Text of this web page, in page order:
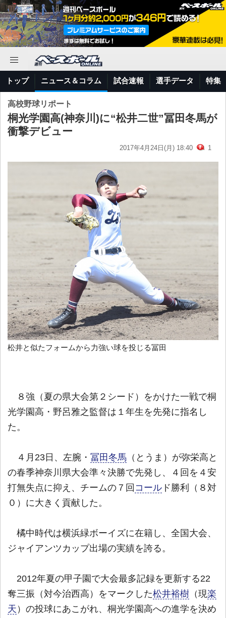
トップ ニュース＆コラム 試合速報 選手データ 特集
高校野球リポート
桐光学園高(神奈川)に“松井二世”冨田冬馬が
衝撃デビュー
2017年4月24日(月) 18:40 1
松井と似たフォームから力強い球を投じる冨田
８強（夏の県大会第２シード）をかけた一戦で桐
光学園高・野呂雅之監督は１年生を先発に指名し
た。
４月23日、左腕・ 冨田冬馬 （とうま）が弥栄高と
の春季神奈川県大会準々決勝で先発し、４回を４安
打無失点に抑え、チームの７回 コール ド勝利（８対
０）に大きく貢献した。
橘中時代は横浜緑ボーイズに在籍し、全国大会、
ジャイアンツカップ出場の実績を誇る。
2012年夏の甲子園で大会最多記録を更新する22
奪三振（対今治西高）をマークした松井裕樹 （現楽
天 ）の投球にあこがれ、桐光学園高への進学を決め